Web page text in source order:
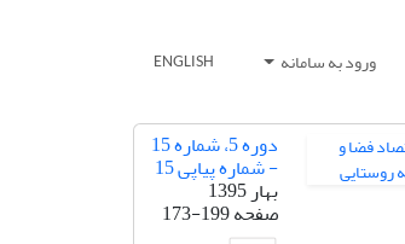
ورود به سامانه ENGLISH
دوره 5، شماره 15
- شماره پیاپی 15
بهار 1395
صفحه173-199